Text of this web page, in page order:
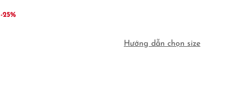
-25%
Hướng dẫn chọn size